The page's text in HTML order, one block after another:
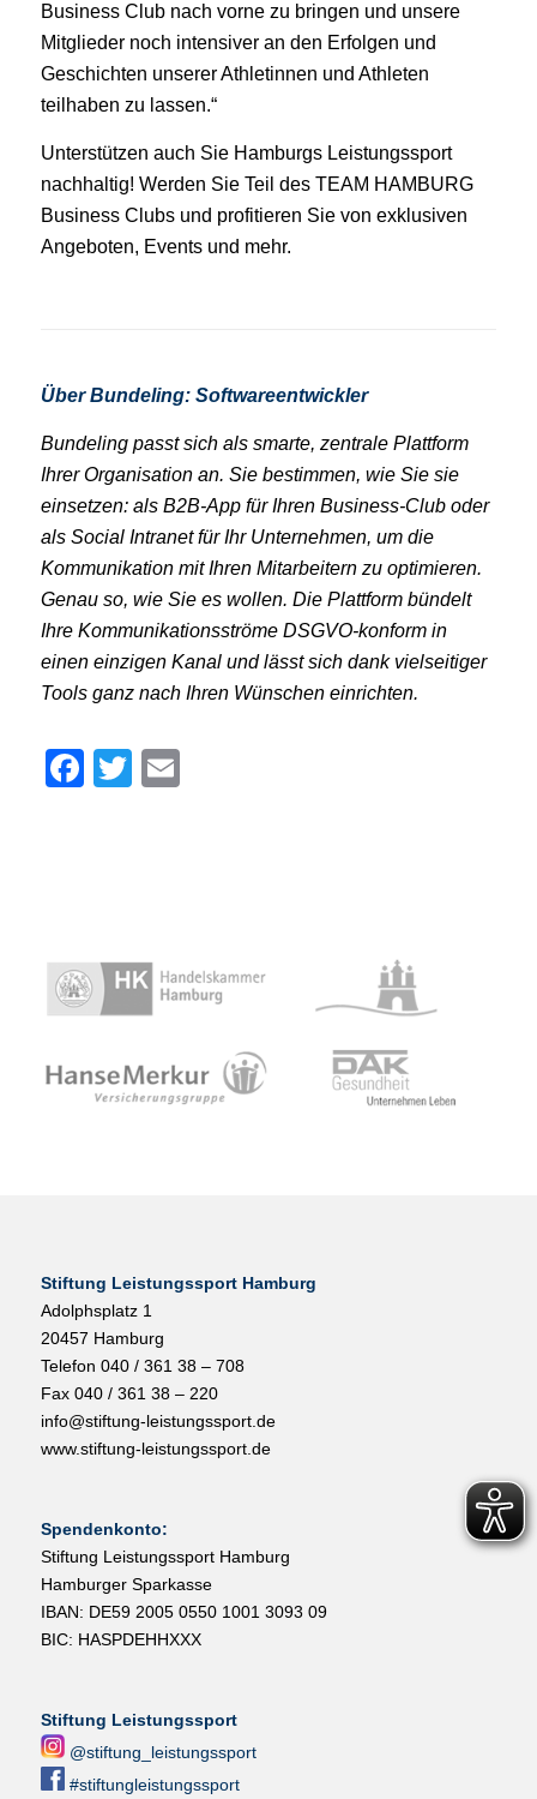
Business Club nach vorne zu bringen und unsere
Mitglieder noch intensiver an den Erfolgen und
Geschichten unserer Athletinnen und Athleten
teilhaben zu lassen.“
Unterstützen auch Sie Hamburgs Leistungssport
nachhaltig! Werden Sie Teil des TEAM HAMBURG
Business Clubs und profitieren Sie von exklusiven
Angeboten, Events und mehr.
Über Bundeling: Softwareentwickler
Bundeling passt sich als smarte, zentrale Plattform
Ihrer Organisation an. Sie bestimmen, wie Sie sie
einsetzen: als B2B-App für Ihren Business-Club oder
als Social Intranet für Ihr Unternehmen, um die
Kommunikation mit Ihren Mitarbeitern zu optimieren.
Genau so, wie Sie es wollen. Die Plattform bündelt
Ihre Kommunikationsströme DSGVO-konform in
einen einzigen Kanal und lässt sich dank vielseitiger
Tools ganz nach Ihren Wünschen einrichten.
Facebook
Twitter
Stiftung Leistungssport Hamburg
Adolphsplatz 1
20457 Hamburg
Telefon 040 / 361 38 – 708
Fax 040 / 361 38 – 220
info@stiftung-leistungssport.de
www.stiftung-leistungssport.de
Spendenkonto:
Stiftung Leistungssport Hamburg
Hamburger Sparkasse
IBAN: DE59 2005 0550 1001 3093 09
BIC: HASPDEHHXXX
Stiftung Leistungssport
@stiftung_leistungssport
#stiftungleistungssport